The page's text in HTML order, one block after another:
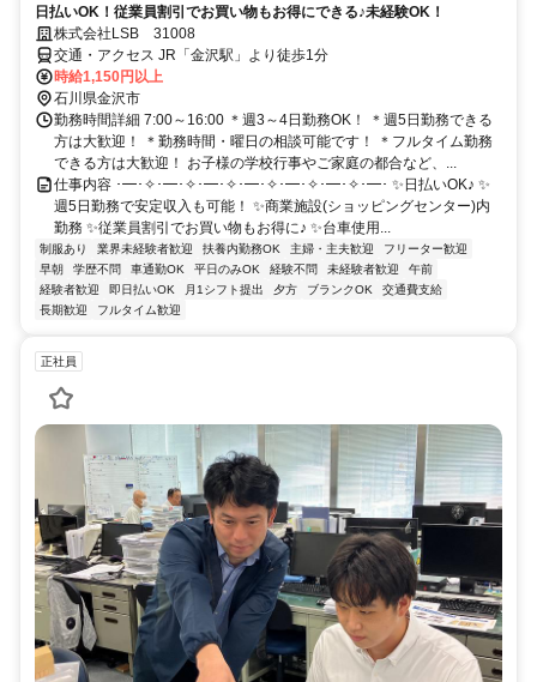
日払いOK！従業員割引でお買い物もお得にできる♪未経験OK！
株式会社LSB 31008
交通・アクセス JR「金沢駅」より徒歩1分
時給1,150円以上
石川県金沢市
勤務時間詳細 7:00～16:00 ＊週3～4日勤務OK！ ＊週5日勤務できる
方は大歓迎！ ＊勤務時間・曜日の相談可能です！ ＊フルタイム勤務
できる方は大歓迎！ お子様の学校行事やご家庭の都合など、...
仕事内容 ･━･✧･━･✧･━･✧･━･✧･━･✧･━･✧･━･ ✨日払いOK♪ ✨
週5日勤務で安定収入も可能！ ✨商業施設(ショッピングセンター)内
勤務 ✨従業員割引でお買い物もお得に♪ ✨台車使用...
制服あり 業界未経験者歓迎 扶養内勤務OK 主婦・主夫歓迎
フリーター歓迎
早朝
学歴不問 車通勤OK 平日のみOK 経験不問 未経験者歓迎
午前
経験者歓迎
即日払いOK 月1シフト提出 夕方 ブランクOK
交通費支給
長期歓迎
フルタイム歓迎
正社員